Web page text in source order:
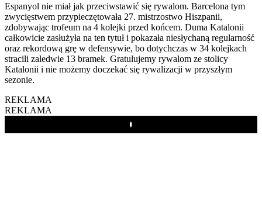
Espanyol nie miał jak przeciwstawić się rywalom. Barcelona tym
zwycięstwem przypieczętowała 27. mistrzostwo Hiszpanii,
zdobywając trofeum na 4 kolejki przed końcem. Duma Katalonii
całkowicie zasłużyła na ten tytuł i pokazała niesłychaną regularność
oraz rekordową grę w defensywie, bo dotychczas w 34 kolejkach
stracili zaledwie 13 bramek. Gratulujemy rywalom ze stolicy
Katalonii i nie możemy doczekać się rywalizacji w przyszłym
sezonie.
REKLAMA
REKLAMA
Play